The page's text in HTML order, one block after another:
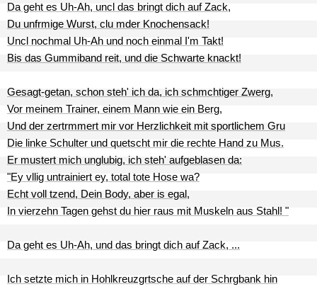
Da geht es Uh-Ah, uncl das bringt dich auf Zack,
Du unfrmige Wurst, clu mder Knochensack!
Uncl nochmal Uh-Ah und noch einmal I'm Takt!
Bis das Gummiband reit, und die Schwarte knackt!
Gesagt-getan, schon steh' ich da, ich schmchtiger Zwerg,
Vor meinem Trainer, einem Mann wie ein Berg,
Und der zertrmmert mir vor Herzlichkeit mit sportlichem Gru
Die linke Schulter und quetscht mir die rechte Hand zu Mus.
Er mustert mich unglubig, ich steh' aufgeblasen da:
"Ey vllig untrainiert ey, total tote Hose wa?
Echt voll tzend, Dein Body, aber is egal,
In vierzehn Tagen gehst du hier raus mit Muskeln aus Stahl! "
Da geht es Uh-Ah, und das bringt dich auf Zack, ...
Ich setzte mich in Hohlkreuzgrtsche auf der Schrgbank hin